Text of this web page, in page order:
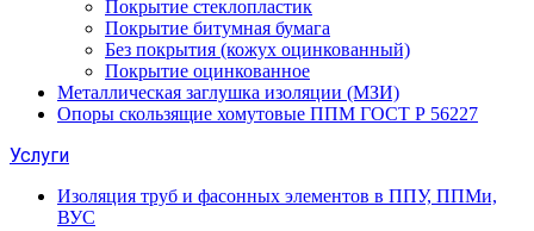
Покрытие стеклопластик
Покрытие битумная бумага
Без покрытия (кожух оцинкованный)
Покрытие оцинкованное
Металлическая заглушка изоляции (МЗИ)
Опоры скользящие хомутовые ППМ ГОСТ Р 56227
Услуги
Изоляция труб и фасонных элементов в ППУ, ППМи,
ВУС